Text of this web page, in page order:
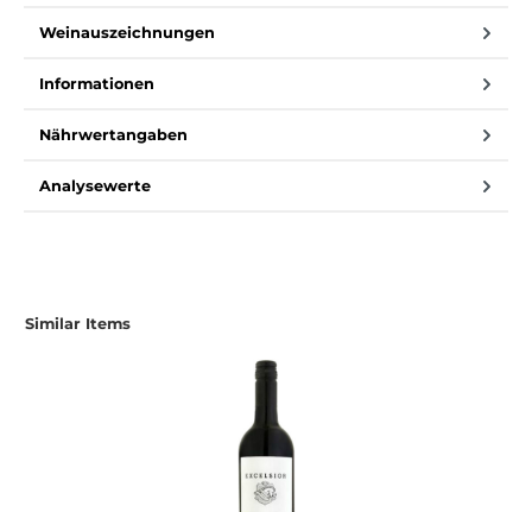
Weinauszeichnungen
Informationen
Nährwertangaben
Analysewerte
Similar Items